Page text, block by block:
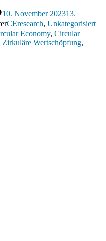
10. November 202313.
CEresearch, Unkategorisiert
Economy, Circular
Zirkuläre Wertschöpfung,